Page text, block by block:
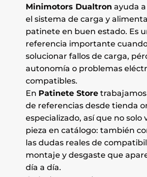
Minimotors Dualtron ayuda
el sistema de carga y
patinete en buen estado. Es
referencia importante
solucionar fallos de carga,
autonomía o problemas
compatibles.
En Patinete Store
de referencias desde tienda
especializado, así que no solo
pieza en catálogo: también
las dudas reales de
montaje y desgaste que
día a día.